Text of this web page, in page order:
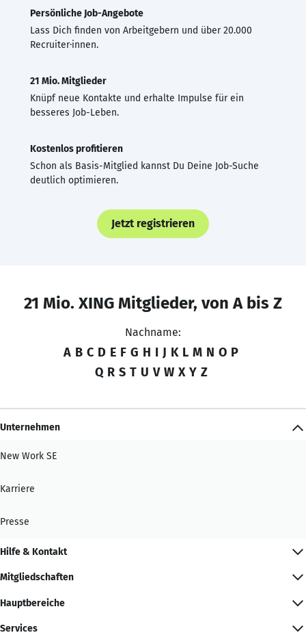
Persönliche Job-Angebote
Lass Dich finden von Arbeitgebern und über 20.000
Recruiter·innen.
21 Mio. Mitglieder
Knüpf neue Kontakte und erhalte Impulse für ein
besseres Job-Leben.
Kostenlos profitieren
Schon als Basis-Mitglied kannst Du Deine Job-Suche
deutlich optimieren.
Jetzt registrieren
21 Mio. XING Mitglieder, von A bis Z
Nachname:
A B C D E F G H I J K L M N O P
Q R S T U V W X Y Z
Unternehmen
New Work SE
Karriere
Presse
Hilfe & Kontakt
Mitgliedschaften
Hauptbereiche
Services